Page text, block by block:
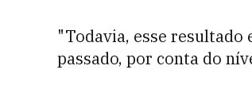
"Todavia, esse resultado
passado, por conta do